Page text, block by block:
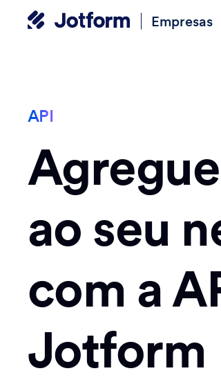
Empresas
API
ao seu
com a
Jotform